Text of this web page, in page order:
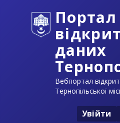
Портал
даних
Вебпортал
Тернопільської
Увійти